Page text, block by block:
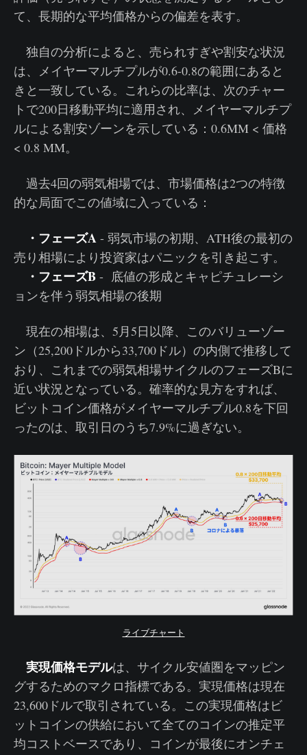
て、長期的な平均価格からの偏差を表す。
独自の分析によると、売られすぎや割安な状況
は、メイヤーマルチプルが0.6-0.8の範囲にあると
きと一致している。これらの比率は、次のチャー
トで200日移動平均に適用され、メイヤーマルチプ
ルによる割安ゾーンを示している：0.6MM < 価格
< 0.8 MM。
過去4回の弱気相場では、市場価格は2つの特徴
的な局面でこの値域に入っている：
・フェーズA - 弱気市場の初期、ATH後の最初の
売り相場により投資家はパニックを引き起こす。
・フェーズB - 底値の形成とキャピチュレーシ
ョンを伴う弱気相場の後期
現在の相場は、5月5日以降、このバリューゾー
ン（25,200ドルから33,700ドル）の内側で推移して
おり、これまでの弱気相場サイクルのフェーズBに
近い状況となっている。確率的な見方をすれば、
ビットコイン価格がメイヤーマルチプル0.8を下回
ったのは、取引日のうち7.9%に過ぎない。
ライブチャート
実現価格モデルは、サイクル安値圏をマッピン
グするためのマクロ指標である。実現価格は現在
23,600ドルで取引されている。この実現価格はビ
ットコインの供給において全てのコインの推定平
均コストベースであり、コインが最後にオンチェ